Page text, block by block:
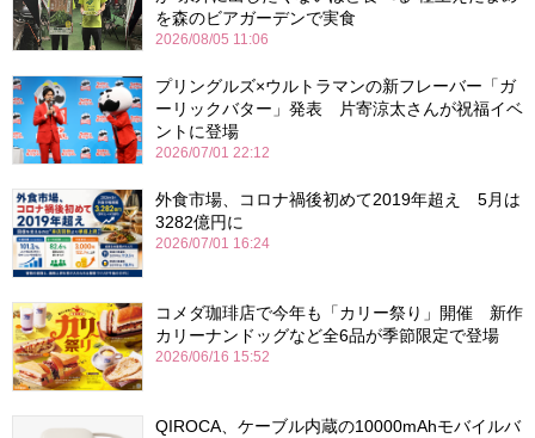
を森のビアガーデンで実食
2026/08/05 11:06
プリングルズ×ウルトラマンの新フレーバー「ガ
ーリックバター」発表 片寄涼太さんが祝福イベ
ントに登場
2026/07/01 22:12
外食市場、コロナ禍後初めて2019年超え 5月は
3282億円に
2026/07/01 16:24
コメダ珈琲店で今年も「カリー祭り」開催 新作
カリーナンドッグなど全6品が季節限定で登場
2026/06/16 15:52
QIROCA、ケーブル内蔵の10000mAhモバイルバ